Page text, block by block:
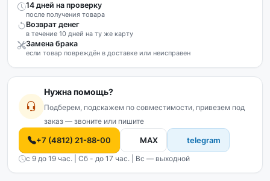
14 дней на проверку
после получения товара
Возврат денег
в течение 10 дней на ту же карту
Замена брака
если товар повреждён в доставке или неисправен
Нужна помощь?
Подберем, подскажем по совместимости, привезем под
заказ — звоните или пишите
+7 (4812) 21-88-00 MAX telegram
с 9 до 19 час. | Сб - до 17 час. | Вс — выходной